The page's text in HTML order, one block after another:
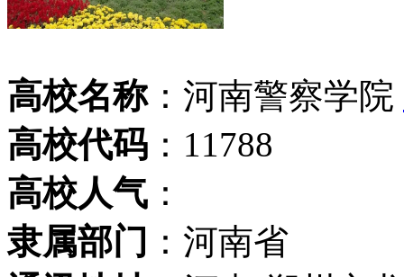
高校名称：河南警察学院
高校代码 ：11788
高校人气 ：
隶属部门 ：河南省